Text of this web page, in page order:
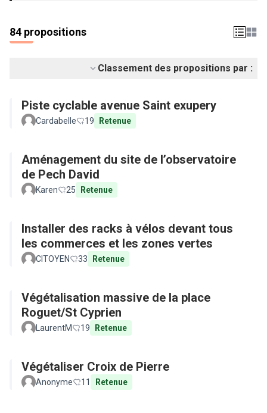
84 propositions
Classement des propositions par :
Piste cyclable avenue Saint exupery
Cardabelle 19 Retenue
Aménagement du site de l’observatoire
de Pech David
Karen 25 Retenue
Installer des racks à vélos devant tous
les commerces et les zones vertes
CITOYEN 33 Retenue
Végétalisation massive de la place
Roguet/St Cyprien
LaurentM 19 Retenue
Végétaliser Croix de Pierre
Anonyme 11 Retenue